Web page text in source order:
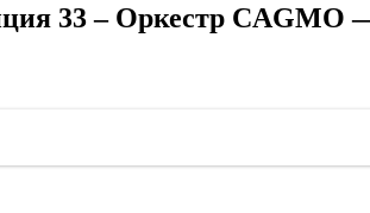
33 – Оркестр CAGMO